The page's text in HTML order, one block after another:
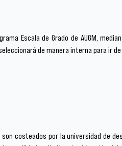
Escala de Grado de AUGM,
de manera interna para ir
costeados por la universidad de